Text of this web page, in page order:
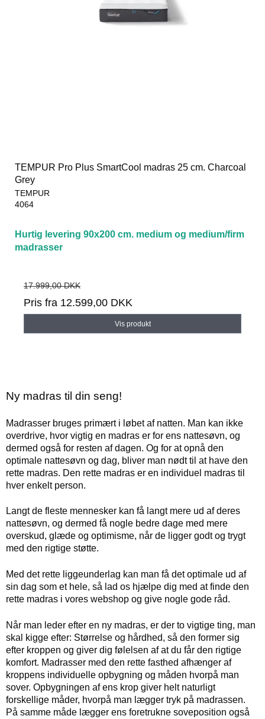
TEMPUR Pro Plus SmartCool madras 25 cm. Charcoal
Grey
TEMPUR
4064
Hurtig levering 90x200 cm. medium og medium/firm
madrasser
17.999,00 DKK
Pris fra 12.599,00 DKK
Vis produkt
Ny madras til din seng!
Madrasser bruges primært i løbet af natten. Man kan ikke
overdrive, hvor vigtig en madras er for ens nattesøvn, og
dermed også for resten af dagen. Og for at opnå den
optimale nattesøvn og dag, bliver man nødt til at have den
rette madras. Den rette madras er en individuel madras til
hver enkelt person.
Langt de fleste mennesker kan få langt mere ud af deres
nattesøvn, og dermed få nogle bedre dage med mere
overskud, glæde og optimisme, når de ligger godt og trygt
med den rigtige støtte.
Med det rette liggeunderlag kan man få det optimale ud af
sin dag som et hele, så lad os hjælpe dig med at finde den
rette madras i vores webshop og give nogle gode råd.
Når man leder efter en ny madras, er der to vigtige ting, man
skal kigge efter: Størrelse og hårdhed, så den former sig
efter kroppen og giver dig følelsen af at du får den rigtige
komfort. Madrasser med den rette fasthed afhænger af
kroppens individuelle opbygning og måden hvorpå man
sover. Opbygningen af ens krop giver helt naturligt
forskellige måder, hvorpå man lægger tryk på madrassen.
På samme måde lægger ens foretrukne soveposition også